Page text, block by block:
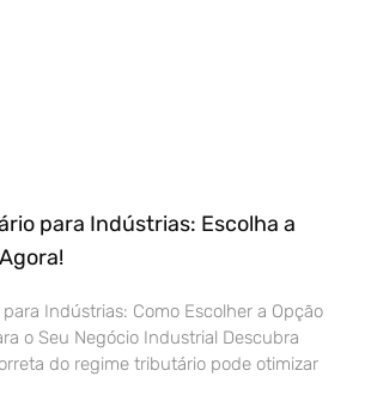
para Indústrias: Escolha a
Indústrias: Como Escolher a Opção
o Seu Negócio Industrial Descubra
do regime tributário pode otimizar